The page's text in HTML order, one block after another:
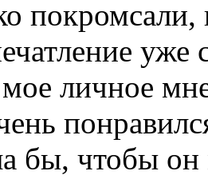
мое личное
бы, чтобы